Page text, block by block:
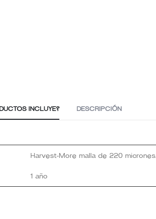
INCLUYE? DESCRIPCIÓN
Harvest-More malla de 220 micrones.
1 año